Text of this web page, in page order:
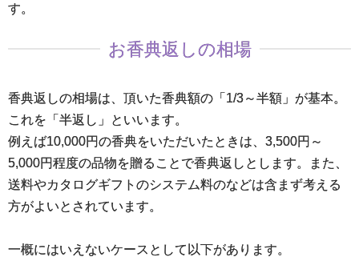
す。
お香典返しの相場
香典返しの相場は、頂いた香典額の「1/3～半額」が基本。
これを「半返し」といいます。
例えば10,000円の香典をいただいたときは、3,500円～
5,000円程度の品物を贈ることで香典返しとします。また、
送料やカタログギフトのシステム料のなどは含まず考える
方がよいとされています。
一概にはいえないケースとして以下があります。